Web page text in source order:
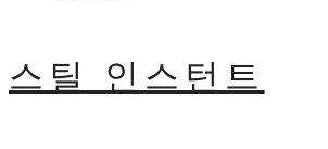
스틸 인스턴트